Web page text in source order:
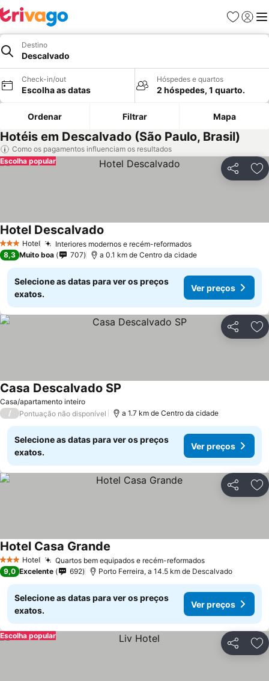
Favoritos
Iniciar
Destino
Descalvado
Check-in/out
Escolha as datas
Hóspedes e quartos
2 hóspedes, 1 quarto.
Ordenar Filtrar Mapa
Hotéis em Descalvado (São Paulo, Brasil)
Como os pagamentos influenciam os resultados
Partilhar
Escolha popular
3 EstrelasHotel Interiores modernos e recém-reformadosVer preços
Hotel Descalvado
8,3 Muito boa 707 a 0.1 km de Centro da cidade
Selecione as datas para ver os preços
exatos.
Ver preços
Partilhar
Casa/apartamento inteiro
Casa Descalvado SP
/ Pontuação não disponível a 1.7 km de Centro da cidade
Selecione as datas para ver os preços
exatos.
Ver preços
Partilhar
3 EstrelasHotel Quartos bem equipados e recém-reformadosVer preços
Hotel Casa Grande
9,0 Excelente 692 Porto Ferreira, a 14.5 km de Descalvado
Selecione as datas para ver os preços
exatos.
Ver preços
Partilhar
Escolha popular